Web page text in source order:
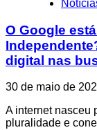
O Google
digital nas
30 de maio de
A internet nasceu
pluralidade e